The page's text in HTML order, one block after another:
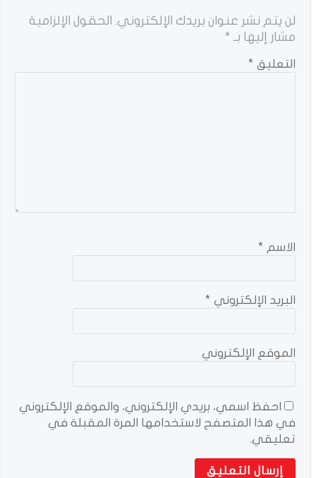
لن يتم نشر عنوان بريدك الإلكتروني. الحقول الإلزامية
مشار إليها بـ *
التعليق *
الاسم *
البريد الإلكتروني *
الموقع الإلكتروني
احفظ اسمي، بريدي الإلكتروني، والموقع الإلكتروني
في هذا المتصفح لاستخدامها المرة المقبلة في
تعليقي.